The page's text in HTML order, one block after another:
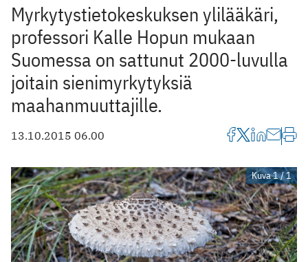
Myrkytystietokeskuksen ylilääkäri,
professori Kalle Hopun mukaan
Suomessa on sattunut 2000-luvulla
joitain sienimyrkytyksiä
maahanmuuttajille.
13.10.2015 06.00
Kuva 1 / 1